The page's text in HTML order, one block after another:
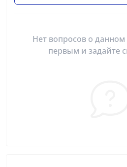
Нет вопросов о данном
первым и задайте